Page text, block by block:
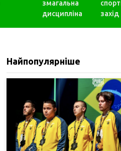
змагальна
дисципліна
захід
Найпопулярніше